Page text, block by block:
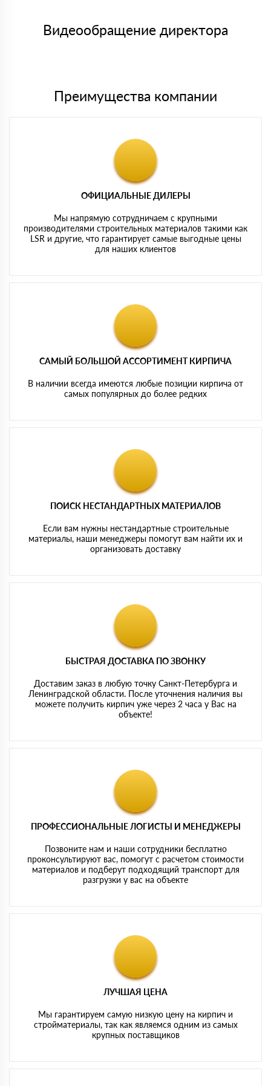
либо Вы забираете товар со склада самовывоза.
Видеообращение директора
Преимущества компании
ОФИЦИАЛЬНЫЕ ДИЛЕРЫ
Мы напрямую сотрудничаем с крупными
производителями строительных материалов такими как
LSR и другие, что гарантирует самые выгодные цены
для наших клиентов
САМЫЙ БОЛЬШОЙ АССОРТИМЕНТ КИРПИЧА
В наличии всегда имеются любые позиции кирпича от
самых популярных до более редких
ПОИСК НЕСТАНДАРТНЫХ МАТЕРИАЛОВ
Если вам нужны нестандартные строительные
материалы, наши менеджеры помогут вам найти их и
организовать доставку
БЫСТРАЯ ДОСТАВКА ПО ЗВОНКУ
Доставим заказ в любую точку Санкт-Петербурга и
Ленинградской области. После уточнения наличия вы
можете получить кирпич уже через 2 часа у Вас на
объекте!
ПРОФЕССИОНАЛЬНЫЕ ЛОГИСТЫ И МЕНЕДЖЕРЫ
Позвоните нам и наши сотрудники бесплатно
проконсультируют вас, помогут с расчетом стоимости
материалов и подберут подходящий транспорт для
разгрузки у вас на объекте
ЛУЧШАЯ ЦЕНА
Мы гарантируем самую низкую цену на кирпич и
стройматериалы, так как являемся одним из самых
крупных поставщиков